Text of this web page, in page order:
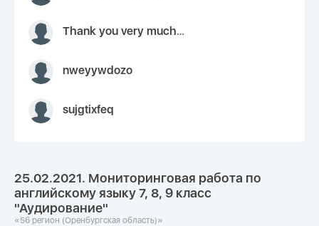
Thank you very much for your inquiry We appreciate you 9126052 https://youtube.com faceapple !
nweyywdozo
sujgtixfeq
25.02.2021. Мониторинговая работа по
английскому языку 7, 8, 9 класс
"Аудирование"
«56 регион (Оренбургская область)»